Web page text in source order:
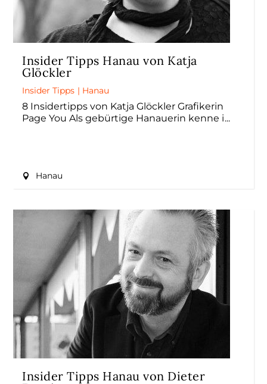
Insider Tipps Hanau von Katja
Glöckler
Insider Tipps | Hanau
8 Insidertipps von Katja Glöckler Grafikerin
Page You Als gebürtige Hanauerin kenne i
Hanau
Insider Tipps Hanau von Dieter